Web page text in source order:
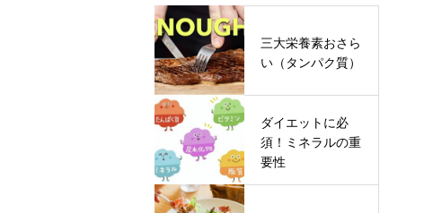
三大栄養素おさら
い（タンパク質）
ダイエットに必
須！ミネラルの重
要性